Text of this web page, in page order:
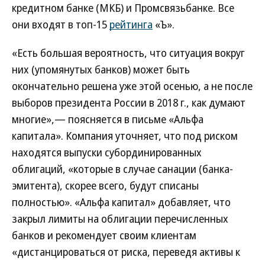
кредитном банке (МКБ) и Промсвязьбанке. Все
они входят в топ-15 рейтинга «Ъ».
«Есть большая вероятность, что ситуация вокруг
них (упомянутых банков) может быть
окончательно решена уже этой осенью, а не после
выборов президента России в 2018 г., как думают
многие»,— поясняется в письме «Альфа
капитала». Компания уточняет, что под риском
находятся выпуски субординированных
облигаций, «которые в случае санации (банка-
эмитента), скорее всего, будут списаны
полностью». «Альфа капитал» добавляет, что
закрыл лимиты на облигации перечисленных
банков и рекомендует своим клиентам
«дистанцироваться от риска, переведя активы к